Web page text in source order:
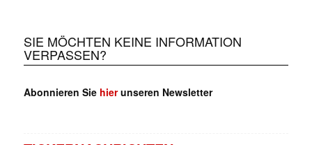
SIE MÖCHTEN KEINE INFORMATION
VERPASSEN?
Abonnieren Sie hierunseren Newsletter